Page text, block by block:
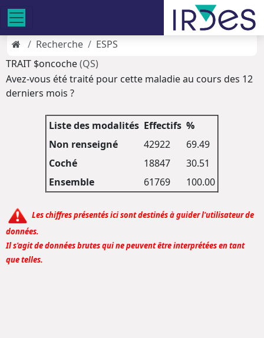
Recherche
ESPS
TRAIT $oncoche(QS)
Avez-vous été traité pour cette maladie au cours des 12
derniers mois ?
Liste des modalités Effectifs %
Non renseigné
42922
69.49
Coché
18847
30.51
Ensemble
61769 100.00
Les chiffres présentés ici sont destinés à guider l'utilisateur de
données.
Il s'agit de données brutes qui ne peuvent être interprétées en tant
que telles.